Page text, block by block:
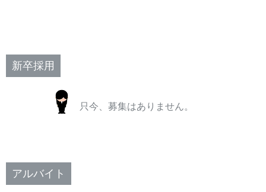
新卒採用
只今、募集はありません。
アルバイト